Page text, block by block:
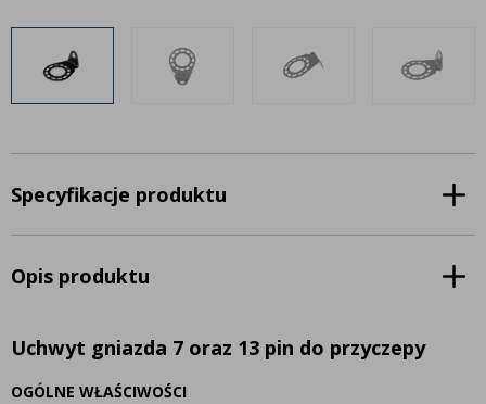
+48 81 884 70 94
Specyfikacje produktu
Opis produktu
Uchwyt gniazda 7 oraz 13 pin do przyczepy
OGÓLNE WŁAŚCIWOŚCI